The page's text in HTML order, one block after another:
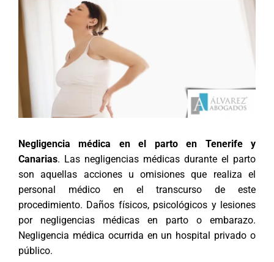
Negligencia médica en el parto en Tenerife y
Canarias. Las negligencias médicas durante el parto
son aquellas acciones u omisiones que realiza el
personal médico en el transcurso de este
procedimiento. Daños físicos, psicológicos y lesiones
por negligencias médicas en parto o embarazo.
Negligencia médica ocurrida en un hospital privado o
público.